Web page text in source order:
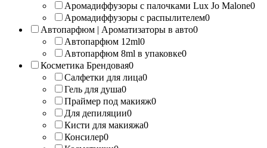
Аромадиффузоры с палочками Lux Jo Malone0
Аромадиффузоры с распылителем0
Автопарфюм | Ароматизаторы в авто0
Автопарфюм 12ml0
Автопарфюм 8ml в упаковке0
Косметика Брендовая0
Салфетки для лица0
Гель для душа0
Праймер под макияж0
Для депиляции0
Кисти для макияжа0
Консилер0